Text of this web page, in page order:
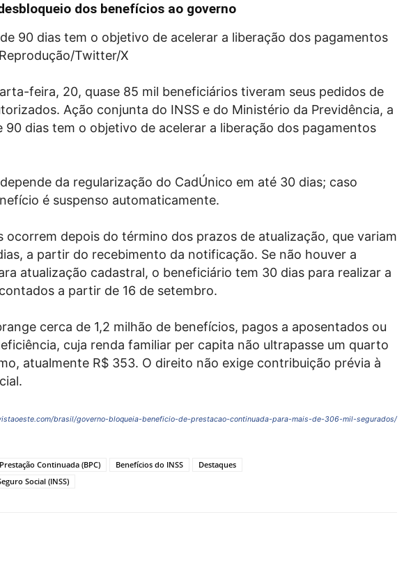
dos benefícios ao governo
90 dias tem o objetivo de acelerar a liberação dos pagamentos
Twitter/X
feira, 20, quase 85 mil beneficiários tiveram seus pedidos de
Ação conjunta do INSS e do Ministério da Previdência, a
dias tem o objetivo de acelerar a liberação dos pagamentos
da regularização do CadÚnico em até 30 dias; caso
é suspenso automaticamente.
ocorrem depois do término dos prazos de atualização, que variam
a partir do recebimento da notificação. Se não houver a
atualização cadastral, o beneficiário tem 30 dias para realizar a
a partir de 16 de setembro.
cerca de 1,2 milhão de benefícios, pagos a aposentados ou
cuja renda familiar per capita não ultrapasse um quarto
atualmente R$ 353. O direito não exige contribuição prévia à
brasil/governo-bloqueia-beneficio-de-prestacao-continuada-para-mais-de-306-mil-segurados/
Continuada (BPC) Benefícios do INSS
Destaques
Social (INSS)